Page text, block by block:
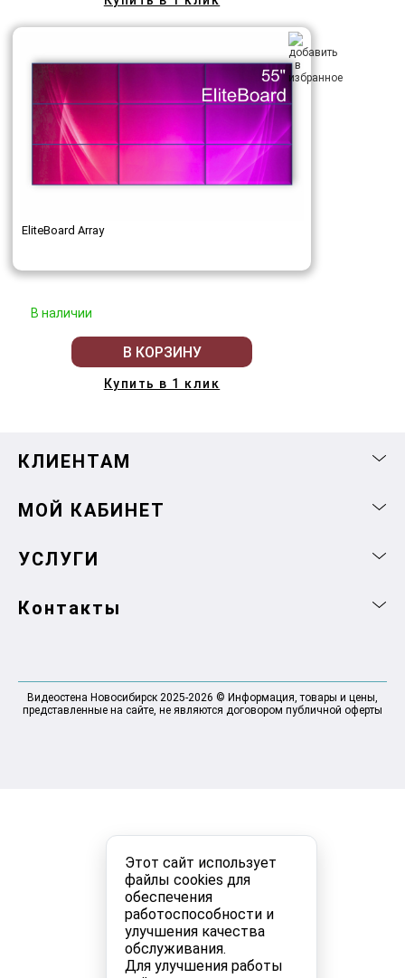
Этот сайт использует
файлы cookies для
обеспечения
работоспособности и
улучшения качества
обслуживания.
Для улучшения работы
EliteBoard Array
В наличии
В КОРЗИНУ
Купить в 1 клик
КЛИЕНТАМ
МОЙ КАБИНЕТ
УСЛУГИ
Контакты
Видеостена Новосибирск 2025-2026 © Информация, товары и цены,
представленные на сайте, не являются договором публичной оферты